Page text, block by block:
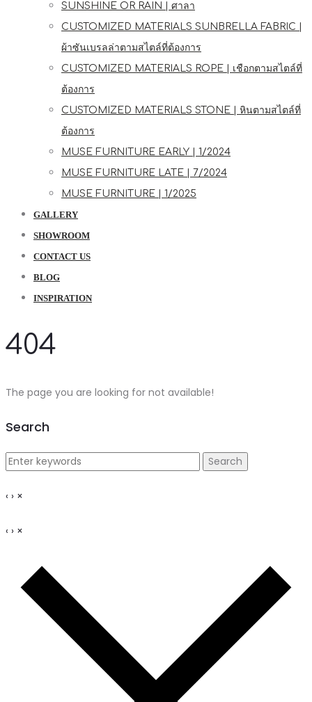
SUNSHINE OR RAIN | ศาลา
CUSTOMIZED MATERIALS SUNBRELLA FABRIC |
ผ้าซันเบรลล่าตามสไตล์ที่ต้องการ
CUSTOMIZED MATERIALS ROPE | เชือกตามสไตล์ที่
ต้องการ
CUSTOMIZED MATERIALS STONE | หินตามสไตล์ที่
ต้องการ
MUSE FURNITURE EARLY | 1/2024
MUSE FURNITURE LATE | 7/2024
MUSE FURNITURE | 1/2025
GALLERY
SHOWROOM
CONTACT US
BLOG
INSPIRATION
404
The page you are looking for not available!
Search
‹ › ×
‹ › ×